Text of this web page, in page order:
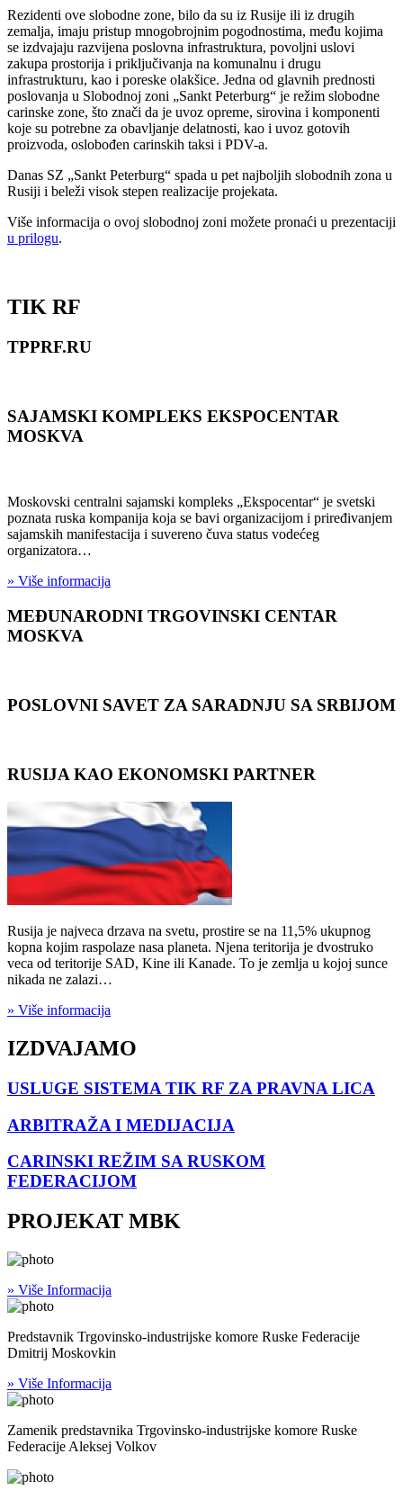
Rezidenti ove slobodne zone, bilo da su iz Rusije ili iz drugih
zemalja, imaju pristup mnogobrojnim pogodnostima, među kojima
se izdvajaju razvijena poslovna infrastruktura, povoljni uslovi
zakupa prostorija i priključivanja na komunalnu i drugu
infrastrukturu, kao i poreske olakšice. Jedna od glavnih prednosti
poslovanja u Slobodnoj zoni „Sankt Peterburg“ je režim slobodne
carinske zone, što znači da je uvoz opreme, sirovina i komponenti
koje su potrebne za obavljanje delatnosti, kao i uvoz gotovih
proizvoda, oslobođen carinskih taksi i PDV-a.
Danas SZ „Sankt Peterburg“ spada u pet najboljih slobodnih zona u
Rusiji i beleži visok stepen realizacije projekata.
Više informacija o ovoj slobodnoj zoni možete pronaći u prezentaciji
u prilogu.
TIK RF
TPPRF.RU
SAJAMSKI KOMPLEKS EKSPOCENTAR
MOSKVA
Moskovski centralni sajamski kompleks „Ekspocentar“ je svetski
poznata ruska kompanija koja se bavi organizacijom i priređivanjem
sajamskih manifestacija i suvereno čuva status vodećeg
organizatora…
» Više informacija
MEĐUNARODNI TRGOVINSKI CENTAR
MOSKVA
POSLOVNI SAVET ZA SARADNJU SA SRBIJOM
RUSIJA KAO EKONOMSKI PARTNER
Rusija je najveca drzava na svetu, prostire se na 11,5% ukupnog
kopna kojim raspolaze nasa planeta. Njena teritorija je dvostruko
veca od teritorije SAD, Kine ili Kanade. To je zemlja u kojoj sunce
nikada ne zalazi…
» Više informacija
IZDVAJAMO
USLUGE SISTEMA TIK RF ZA PRAVNA LICA
ARBITRAŽA I MEDIJACIJA
CARINSKI REŽIM SA RUSKOM
FEDERACIJOM
PROJEKAT MBK
» Više Informacija
Predstavnik Trgovinsko-industrijske komore Ruske Federacije
Dmitrij Moskovkin
» Više Informacija
Zamenik predstavnika Trgovinsko-industrijske komore Ruske
Federacije Aleksej Volkov